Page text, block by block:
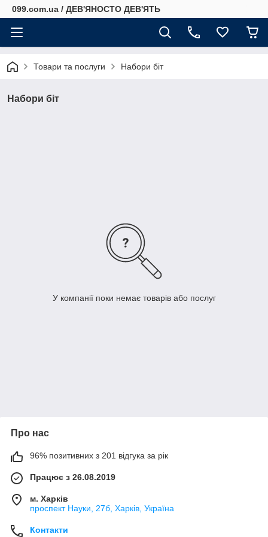
099.com.ua / ДЕВ'ЯНОСТО ДЕВ'ЯТЬ
Товари та послуги Набори біт
Набори біт
У компанії поки немає товарів або послуг
Про нас
96% позитивних з 201 відгука за рік
Працює з 26.08.2019
м. Харків
проспект Науки, 27б, Харків, Україна
Контакти